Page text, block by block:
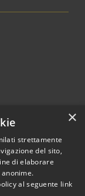
2026 • Comune di
×
strettamente
del sito,
di elaborare
al seguente link